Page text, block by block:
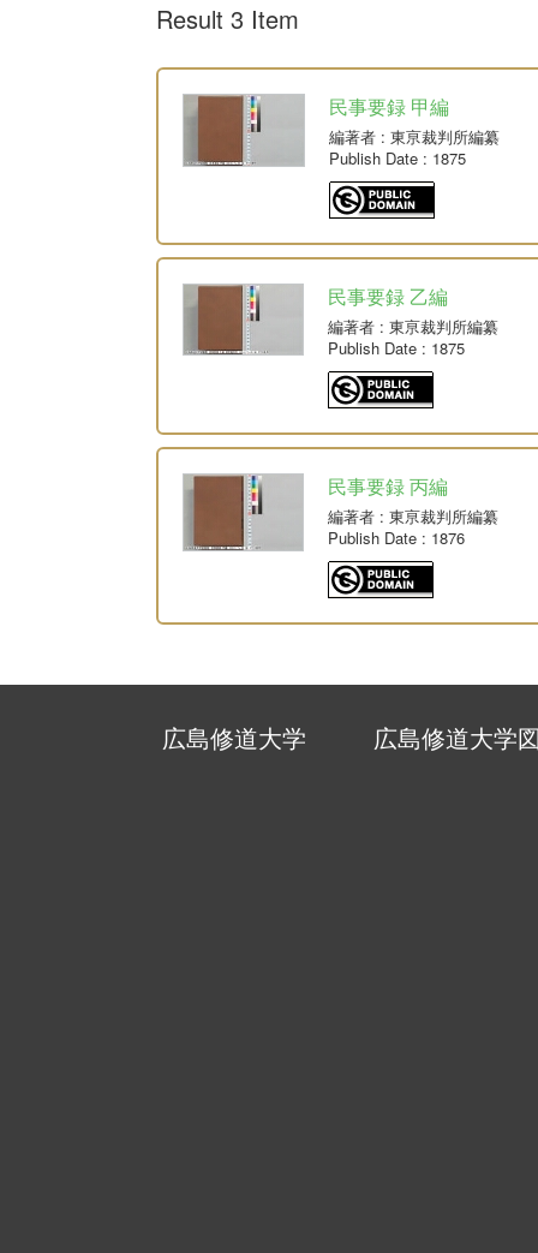
Result 3 Item
民事要録 甲編
編著者 : 東亰裁判所編纂
Publish Date : 1875
民事要録 乙編
編著者 : 東亰裁判所編纂
Publish Date : 1875
民事要録 丙編
編著者 : 東亰裁判所編纂
Publish Date : 1876
広島修道大学 広島修道大学